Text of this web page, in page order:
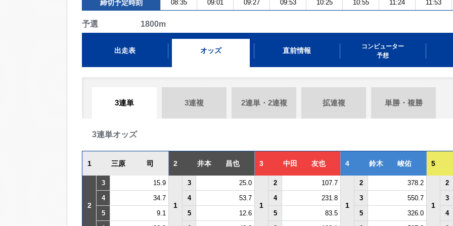
締切予定時刻 08:35 09:01 09:27 09:53 10:25 10:55 11:24 11:53
予選 1800m
出走表 オッズ 直前情報
コンピューター
予想
3連単 3連複 2連単・2連複 拡連複 単勝・複勝
3連単オッズ
1 三原 司 2 井本 昌也 3 中田 友也 4 鈴木 峻佑 5
2
3 15.9
1
3 25.0
1
2 107.7
1
2 378.2
1
2
4
34.7 4 53.7 4 231.8 3 550.7
3
5
9.1 5 12.6 5 83.5 5 326.0
4